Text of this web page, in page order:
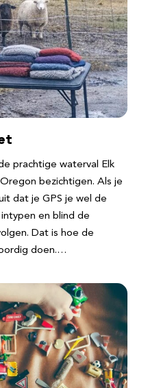
prachtige waterval Elk
bezichtigen. Als je
dat je GPS je wel de
en blind de
Dat is hoe de
doen.…